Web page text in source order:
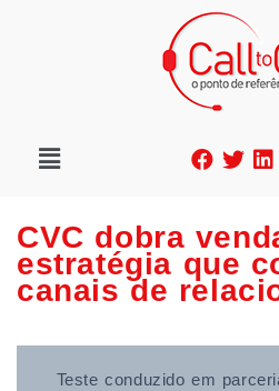
CVC dobra
estratégia que
canais de
Teste conduzido em